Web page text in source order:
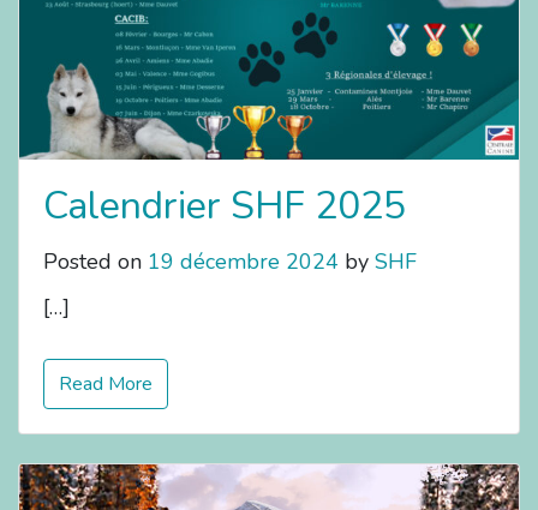
Calendrier SHF 2025
Posted on 19 décembre 2024 by SHF
[…]
Read More